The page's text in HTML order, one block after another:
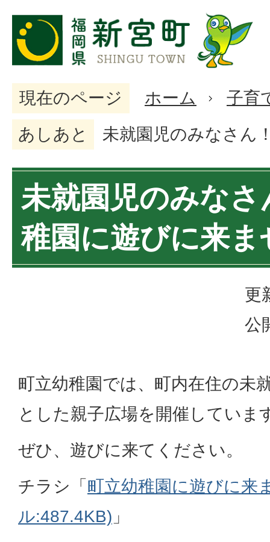
現在のページ ホーム
子育
あしあと
未就園児のみなさん
未就園児のみなさ
稚園に遊びに来ま
更
公
町立幼稚園では、町内在住の未
とした親子広場を開催していま
ぜひ、遊びに来てください。
チラシ「 町立幼稚園に遊びに来
ル:487.4KB) 」